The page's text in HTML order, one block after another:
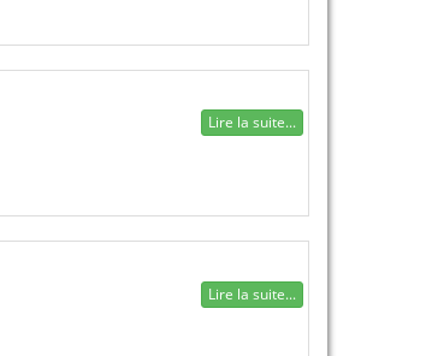
Lire la suite...
Lire la suite...